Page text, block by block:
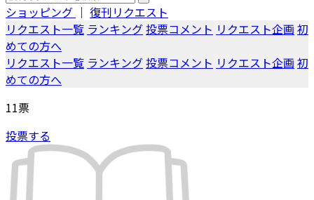
ショッピング ｜ 復刊リクエスト
リクエスト一覧 ランキング投票コメント リクエスト企画 初
めての方へ
リクエスト一覧 ランキング投票コメント リクエスト企画 初
めての方へ
11票
投票する